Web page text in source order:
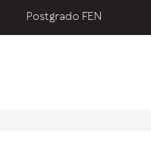
Postgrado FEN